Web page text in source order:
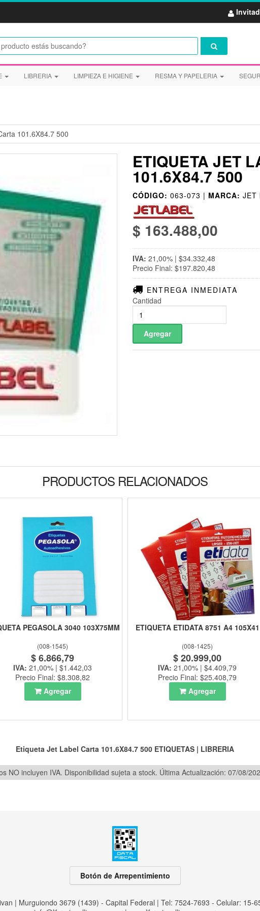
LIBRERIA LIMPIEZA E HIGIENE RESMA Y PAPELERIA
101.6X84.7 500
ETIQUETA JET
101.6X84.7 500
CÓDIGO: 063-073 | MARCA: JET
$ 163.488,00
IVA: 21,00% | $34.332,48
Precio Final: $197.820,48
ENTREGA INMEDIATA
Cantidad
PRODUCTOS RELACIONADOS
PEGASOLA 3040 103X75MM
(008-1545)
$ 6.866,79
IVA: 21,00% | $1.442,03
Precio Final: $8.308,82
Agregar
ETIQUETA ETIDATA 8751 A4 105X41
(008-1425)
$ 20.999,00
IVA: 21,00% | $4.409,79
Precio Final: $25.408,79
Agregar
Etiqueta Jet Label Carta 101.6X84.7 500 ETIQUETAS | LIBRERIA
NO incluyen IVA. Disponibilidad sujeta a stock. Última Actualización: 07/08/
Botón de Arrepentimiento
| Murguiondo 3679 (1439) - Capital Federal | Tel: 7524-7693 - Celular: 15-